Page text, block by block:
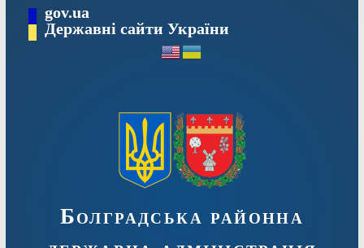
Перейтиgov.ua
Державні сайти України
Болградська районна